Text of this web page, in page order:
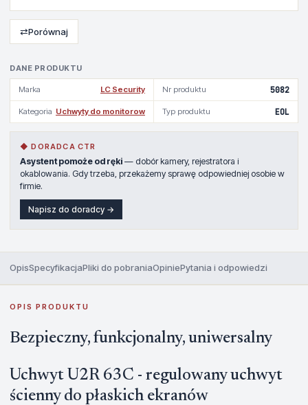
DANE PRODUKTU
Marka LC Security Nr produktu 5082
Kategoria Uchwyty do monitorow Typ produktu EOL
◆ DORADCA CTR
Asystent pomoże od ręki — dobór kamery, rejestratora i
okablowania. Gdy trzeba, przekażemy sprawę odpowiedniej osobie w
firmie.
Napisz do doradcy →
⇄Porównaj
OpisSpecyfikacjaPliki do pobraniaOpiniePytania i odpowiedzi
OPIS PRODUKTU
Bezpieczny, funkcjonalny, uniwersalny
Uchwyt U2R 63C - regulowany uchwyt
ścienny do płaskich ekranów